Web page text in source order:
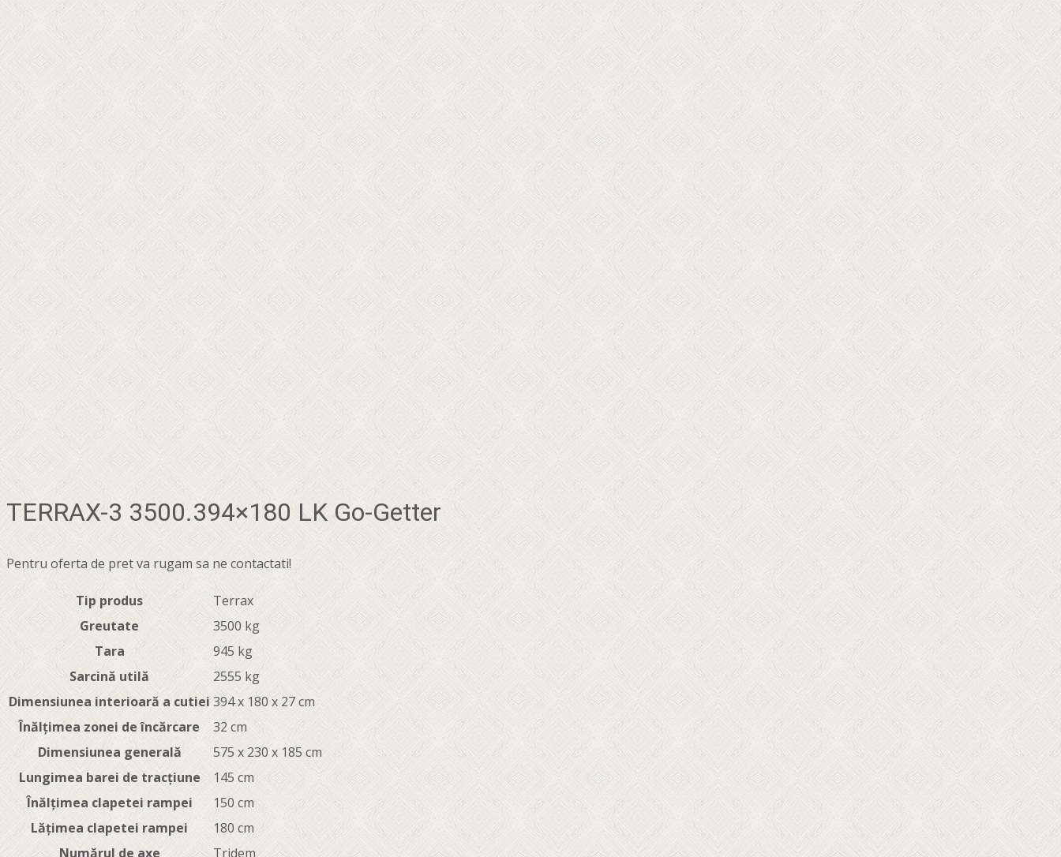
TERRAX-3 3500.394×180 LK Go-Getter
Pentru oferta de pret va rugam sa ne contactati!
Tip produs
Terrax
Greutate
3500 kg
Tara
945 kg
Sarcină utilă
2555 kg
Dimensiunea interioară a cutiei394 x 180 x 27 cm
Înălțimea zonei de încărcare
32 cm
Dimensiunea generală
575 x 230 x 185 cm
Lungimea barei de tracțiune
145 cm
Înălțimea clapetei rampei
150 cm
Lățimea clapetei rampei
180 cm
Numărul de axe
Tridem